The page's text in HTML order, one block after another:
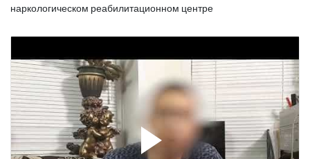
наркологическом реабилитационном центре